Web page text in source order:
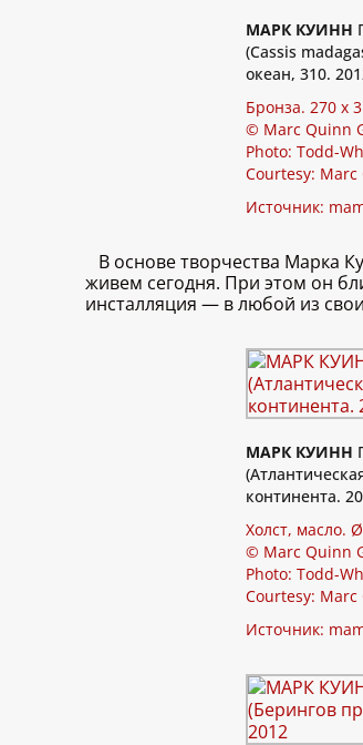
МАРК КУИНН
(Cassis
океан, 310.
Бронза. 270 x
© Marc Quinn
Photo: Todd-
Courtesy:
Источник:
В основе творчества Марка
живем сегодня. При этом он
инсталляция — в любой из
МАРК КУИНН
континента.
Холст, масло.
© Marc Quinn
Photo: Todd-
Courtesy:
Источник: